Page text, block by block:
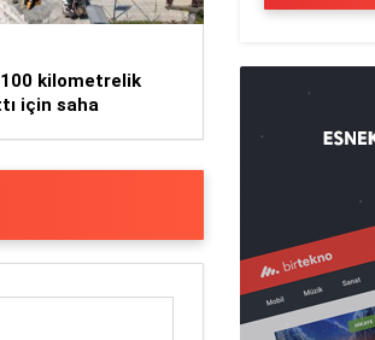
100 kilometrelik
için saha